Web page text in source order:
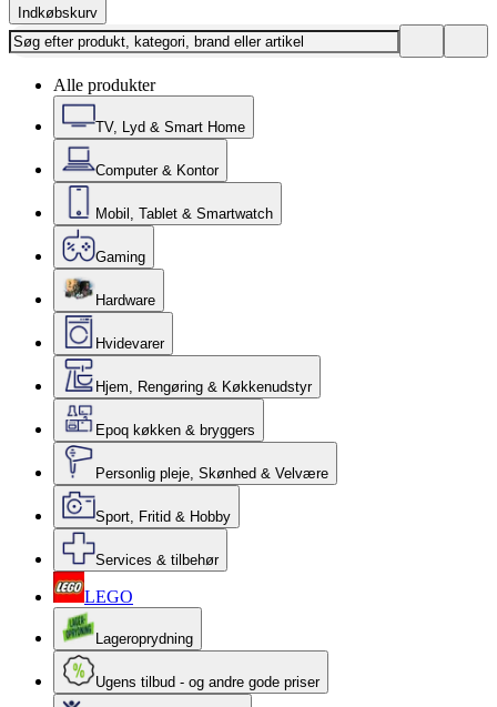
Indkøbskurv
Alle produkter
TV, Lyd & Smart Home
Computer & Kontor
Mobil, Tablet & Smartwatch
Gaming
Hardware
Hvidevarer
Hjem, Rengøring & Køkkenudstyr
Epoq køkken & bryggers
Personlig pleje, Skønhed & Velvære
Sport, Fritid & Hobby
Services & tilbehør
LEGO
Lageroprydning
Ugens tilbud - og andre gode priser